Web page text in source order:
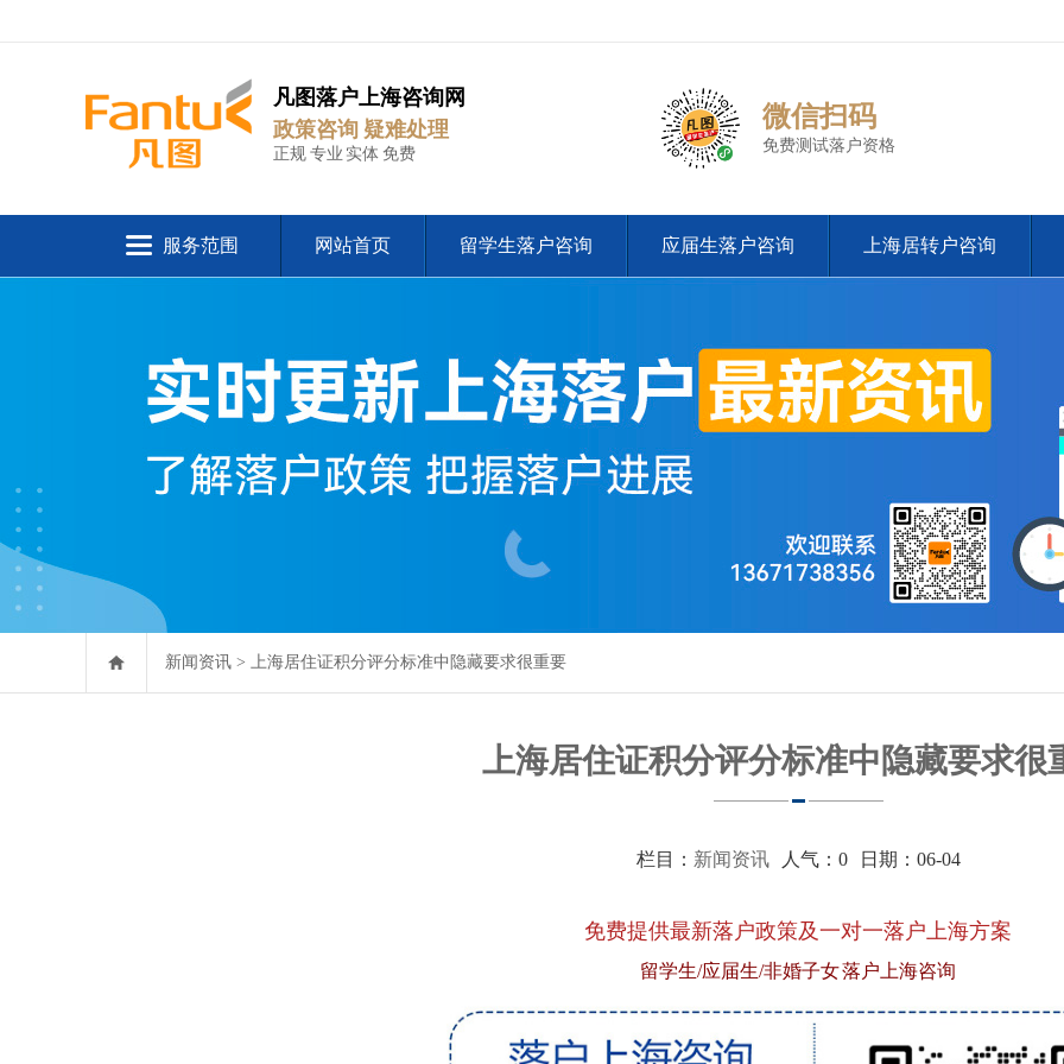
凡图落户上海咨询网
政策咨询 疑难处理
正规 专业 实体 免费
微信扫码
免费测试落户资格
服务范围 网站首页 留学生落户咨询 应届生落户咨询 上海居转户咨询
新闻资讯 > 上海居住证积分评分标准中隐藏要求很重要
上海居住证积分评分标准中隐藏要求很
栏目： 新闻资讯人气： 0日期：06-04
免费提供最新落户政策及一对一落户上海方案
留学生/应届生/非婚子女 落户上海咨询